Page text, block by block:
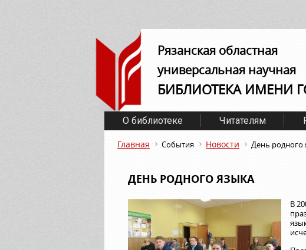
Рязанская областная
универсальная научная
БИБЛИОТЕКА ИМЕНИ
О библиотеке Читателям
Главная События Новости День родного
ДЕНЬ РОДНОГО ЯЗЫКА
В